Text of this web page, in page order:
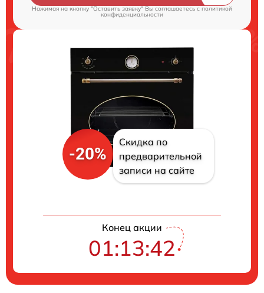
Нажимая на кнопку "Оставить заявку" Вы соглашаетесь cполитикой
конфиденциальности
-20%
Скидка по
предварительной
записи на сайте
Конец акции
01:13:42